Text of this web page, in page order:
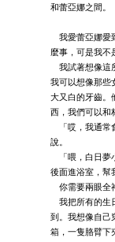
和蕾亞娜之間。
我愛蕾亞娜愛
麼事，可是我不
我試著想像這
我可以想像那些
大又白的牙齒。
西，我們可以和
「哎，我通常
說。
「喂，白日夢
後面進浴室，幫
你需要兩眼全
我把所有的生
到。我想像自己
箱，一隻胳臂下